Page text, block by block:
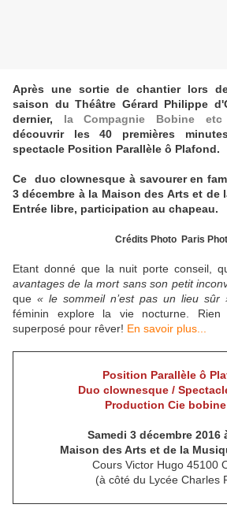
Après une sortie de chantier lors
saison du Théâtre Gérard Philippe
dernier, la Compagnie Bobine etc
découvrir les 40 premières
spectacle Position Parallèle ô Plafond.
Ce duo clownesque à savourer en
3 décembre à la Maison des Arts et de
Entrée libre, participation au chapeau.
Crédits Photo Paris
Etant donné que la nuit porte conseil,
avantages de la mort sans son petit
que « le sommeil n’est pas un lieu sûr
féminin explore la vie nocturne.
superposé pour rêver! En savoir plus...
Position Parallèle ô
Duo clownesque /
Production Cie
Samedi 3 décembre 2016
Maison des Arts et de la
Cours Victor Hugo 45100
(à côté du Lycée Charles